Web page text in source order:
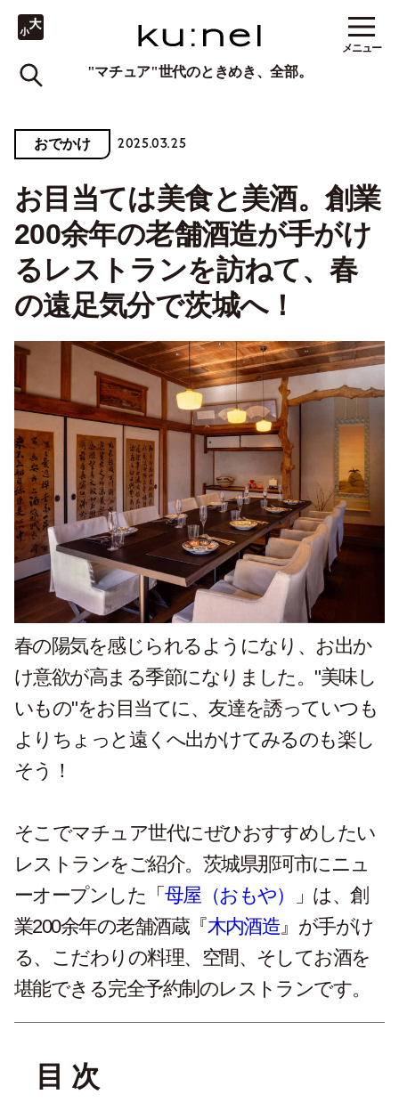
"マチュア"世代のときめき、全部。
メニュー
おでかけ 2025.03.25
お目当ては美食と美酒。創業
200余年の老舗酒造が手がけ
るレストランを訪ねて、春
の遠足気分で茨城へ！
春の陽気を感じられるようになり、お出か
け意欲が高まる季節になりました。"美味し
いもの"をお目当てに、友達を誘っていつも
よりちょっと遠くへ出かけてみるのも楽し
そう！
そこでマチュア世代にぜひおすすめしたい
レストランをご紹介。茨城県那珂市にニュ
ーオープンした「 母屋（おもや）
」は、創
業200余年の老舗酒蔵『木内酒造』が手がけ
る、こだわりの料理、空間、そしてお酒を
堪能できる完全予約制のレストランです。
目 次